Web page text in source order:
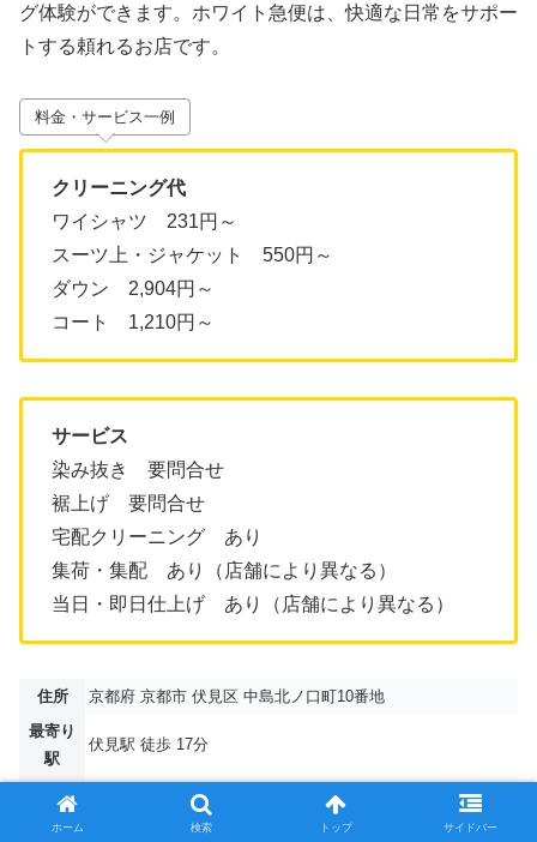
グ体験ができます。ホワイト急便は、快適な日常をサポー
トする頼れるお店です。
料金・サービス一例
クリーニング代
ワイシャツ 231円～
スーツ上・ジャケット 550円～
ダウン 2,904円～
コート 1,210円～
サービス
染み抜き 要問合せ
裾上げ 要問合せ
宅配クリーニング あり
集荷・集配 あり（店舗により異なる）
当日・即日仕上げ あり（店舗により異なる）
住所
京都府 京都市 伏見区 中島北ノ口町10番地
最寄り
駅
伏見駅 徒歩 17分
電話
営業時
平日 9:00～19:00 日祝 9:00～18:00 水曜定休（GW・お
ホーム 検索 トップ サイドバー